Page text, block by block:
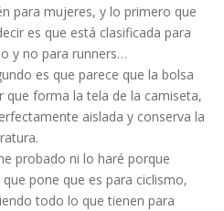
para mujeres, y lo primero que
es que está clasificada para
y no para runners…
es que parece que la bolsa
que forma la tela de la camiseta,
aislada y conserva la
probado ni lo haré porque
pone que es para ciclismo,
todo lo que tienen para